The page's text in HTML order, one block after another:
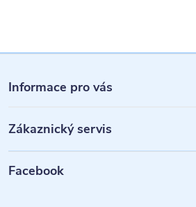
á
p
a
Informace pro vás
Zákaznický servis
Facebook